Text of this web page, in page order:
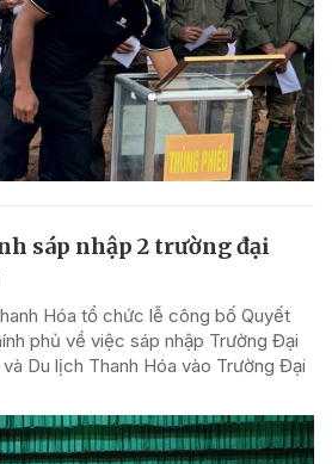
sáp nhập 2 trường đại
Hóa tổ chức lễ công bố Quyết
phủ về việc sáp nhập Trường Đại
Du lịch Thanh Hóa vào Trường Đại